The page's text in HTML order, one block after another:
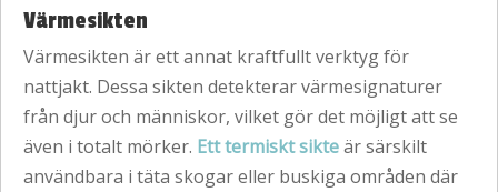
Värmesikten
Värmesikten är ett annat kraftfullt verktyg för
nattjakt. Dessa sikten detekterar värmesignaturer
från djur och människor, vilket gör det möjligt att se
även i totalt mörker. Ett termiskt sikteär särskilt
användbara i täta skogar eller buskiga områden där